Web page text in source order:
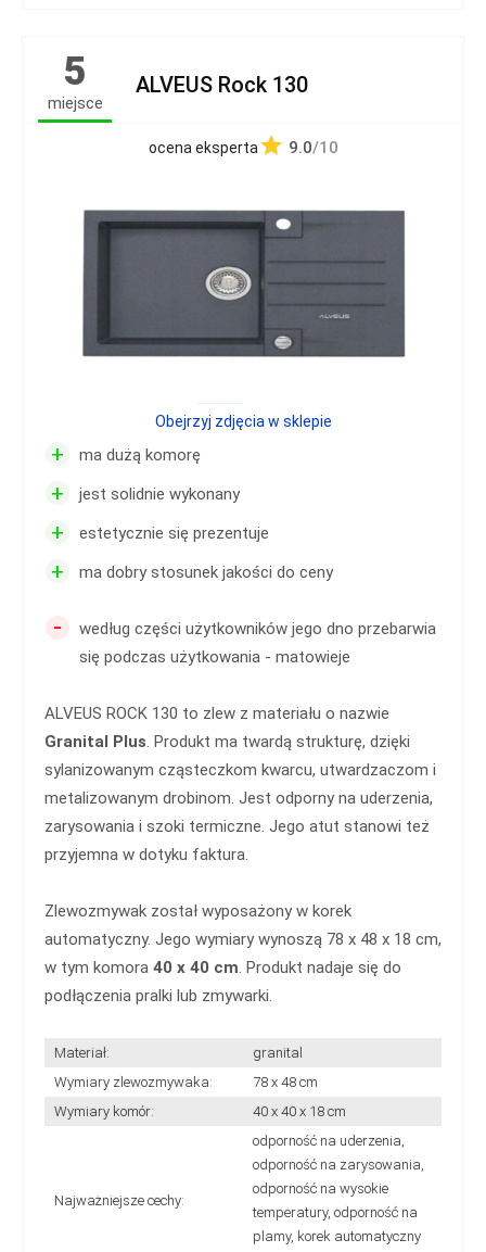
5
miejsce
ALVEUS Rock 130
ocena eksperta 9.0/10
+ ma dużą komorę
+ jest solidnie wykonany
+ estetycznie się prezentuje
+ ma dobry stosunek jakości do ceny
-
według części użytkowników jego dno przebarwia
się podczas użytkowania - matowieje
ALVEUS ROCK 130 to zlew z materiału o nazwie
Granital Plus. Produkt ma twardą strukturę, dzięki
sylanizowanym cząsteczkom kwarcu, utwardzaczom i
metalizowanym drobinom. Jest odporny na uderzenia,
zarysowania i szoki termiczne. Jego atut stanowi też
przyjemna w dotyku faktura.
Zlewozmywak został wyposażony w korek
automatyczny. Jego wymiary wynoszą 78 x 48 x 18 cm,
w tym komora 40 x 40 cm. Produkt nadaje się do
podłączenia pralki lub zmywarki.
Materiał:
granital
Wymiary zlewozmywaka:
78 x 48 cm
Wymiary komór:
40 x 40 x 18 cm
Najważniejsze cechy:
odporność na uderzenia,
odporność na zarysowania,
odporność na wysokie
temperatury, odporność na
plamy, korek automatyczny
Obejrzyj zdjęcia w sklepie